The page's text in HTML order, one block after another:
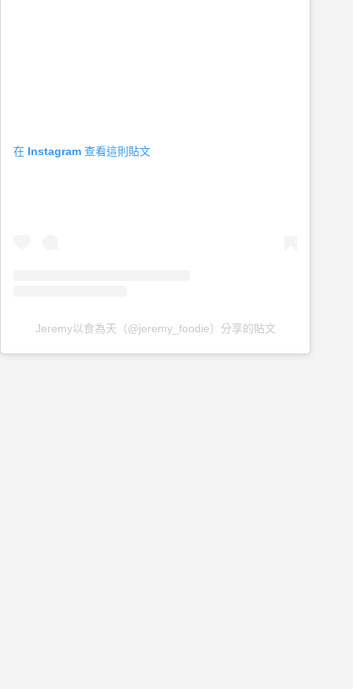
在 Instagram 查看這則貼文
Jeremy以食為天（@jeremy_foodie）分享的貼文